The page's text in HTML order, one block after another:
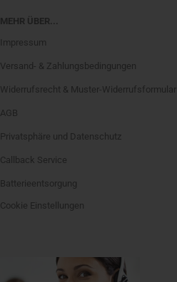
MEHR ÜBER...
Impressum
Versand- & Zahlungsbedingungen
Widerrufsrecht & Muster-Widerrufsformular
AGB
Privatsphäre und Datenschutz
Callback Service
Batterieentsorgung
Cookie Einstellungen